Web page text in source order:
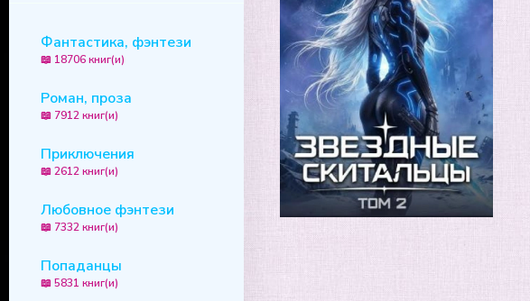
Фантастика, фэнтези
📖 18706 книг(и)
Роман, проза
📖 7912 книг(и)
Приключения
📖 2612 книг(и)
Любовное фэнтези
📖 7332 книг(и)
Попаданцы
📖 5831 книг(и)